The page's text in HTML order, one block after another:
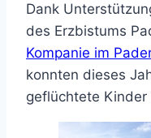
Dank
des Erzbistums
Kompanie im
konnten dieses
geflüchtete Kinder